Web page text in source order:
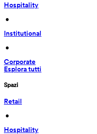
Hospitality
•
Institutional
•
Corporate
Esplora tutti
Spazi
Retail
•
Hospitality